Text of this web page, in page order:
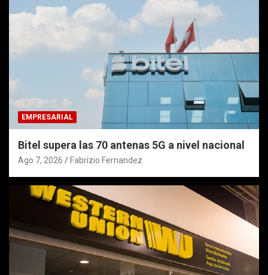
EMPRESARIAL
Bitel supera las 70 antenas 5G a nivel nacional
Ago 7, 2026 Fabrizio Fernandez